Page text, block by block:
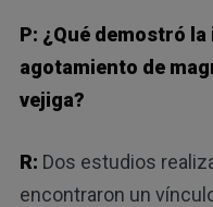
P: ¿Qué demostró
agotamiento de
vejiga?
R: Dos estudios
encontraron un